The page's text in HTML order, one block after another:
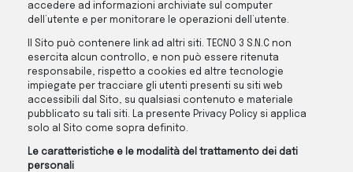
accedere ad informazioni archiviate sul computer
dell’utente e per monitorare le operazioni dell’utente.
Il Sito può contenere link ad altri siti. TECNO 3 S.N.C non
esercita alcun controllo, e non può essere ritenuta
responsabile, rispetto a cookies ed altre tecnologie
impiegate per tracciare gli utenti presenti su siti web
accessibili dal Sito, su qualsiasi contenuto e materiale
pubblicato su tali siti. La presente Privacy Policy si applica
solo al Sito come sopra definito.
Le caratteristiche e le modalità del trattamento dei dati
personali